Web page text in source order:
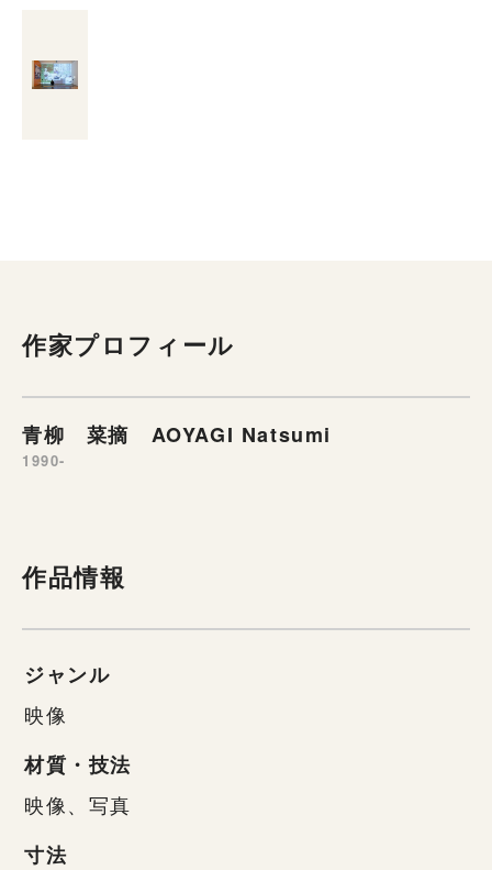
作家プロフィール
青柳 菜摘 AOYAGI Natsumi
1990-
作品情報
ジャンル
映像
材質・技法
映像、写真
寸法